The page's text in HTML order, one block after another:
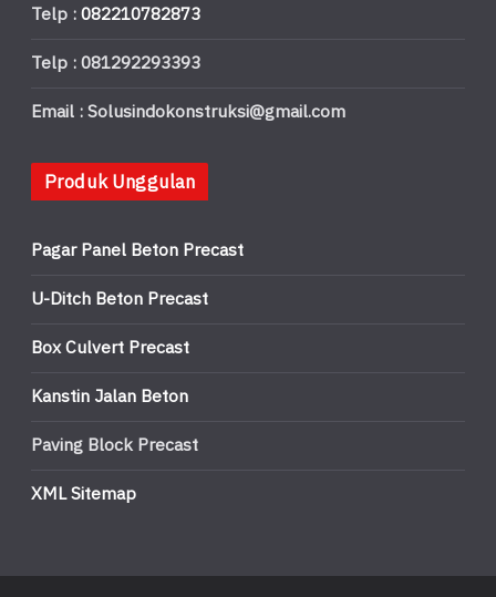
Telp :082210782873
Telp : 081292293393
Email : Solusindokonstruksi@gmail.com
Produk Unggulan
Pagar Panel Beton Precast
U-Ditch Beton Precast
Box Culvert Precast
Kanstin Jalan Beton
Paving Block Precast
XML Sitemap